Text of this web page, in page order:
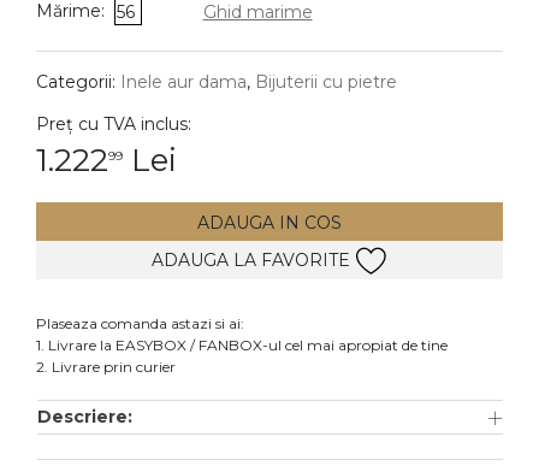
DIAMANTE Vezi toate
Cercei
Accesorii
Mărime: 56 Ghid marime
Categorii: Inele aur dama, Bijuterii cu pietre
Preț cu TVA inclus:
1.22299 Lei
ADAUGA IN COS
ADAUGA LA FAVORITE
Plaseaza comanda astazi si ai:
1. Livrare la EASYBOX / FANBOX-ul cel mai apropiat de tine
2. Livrare prin curier
Descriere: